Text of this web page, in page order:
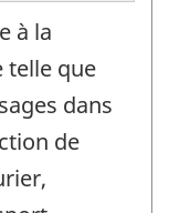
à la
telle que
dans
de